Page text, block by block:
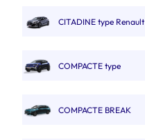
CITADINE type Renault
COMPACTE type
COMPACTE BREAK